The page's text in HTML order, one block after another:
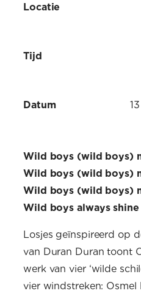
Locatie
Tijd
Datum
Wild boys (wild boys)
Wild boys (wild boys)
Wild boys (wild boys)
Wild boys always shine
Losjes geïnspireerd op
van Duran Duran toont
werk van vier ‘wilde
vier windstreken: Osmel